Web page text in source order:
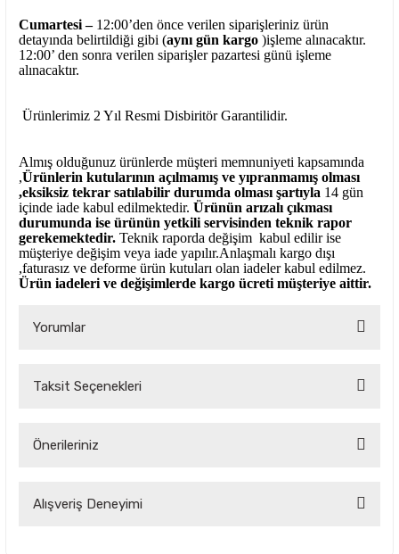
Cumartesi – 12:00’den önce verilen siparişleriniz ürün
detayında belirtildiği gibi (aynı gün kargo )işleme alınacaktır.
12:00’ den sonra verilen siparişler pazartesi günü işleme
alınacaktır.
Ürünlerimiz 2 Yıl Resmi Disbiritör Garantilidir.
Almış olduğunuz ürünlerde müşteri memnuniyeti kapsamında
,Ürünlerin kutularının açılmamış ve yıpranmamış olması
,eksiksiz tekrar satılabilir durumda olması şartıyla 14 gün
içinde iade kabul edilmektedir. Ürünün arızalı çıkması
durumunda ise ürünün yetkili servisinden teknik rapor
gerekemektedir. Teknik raporda değişim kabul edilir ise
müşteriye değişim veya iade yapılır.Anlaşmalı kargo dışı
,faturasız ve deforme ürün kutuları olan iadeler kabul edilmez.
Ürün iadeleri ve değişimlerde kargo ücreti müşteriye aittir.
Yorumlar
Taksit Seçenekleri
Önerileriniz
konularda yetersiz gördüğünüz noktaları öneri formunu
Alışveriş Deneyimi